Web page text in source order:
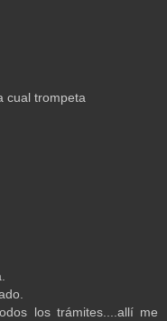
cual trompeta
los trámites....allí me